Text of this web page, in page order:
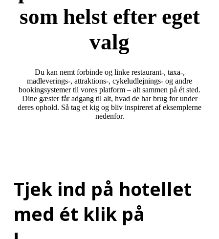
som helst efter eget
valg
Du kan nemt forbinde og linke restaurant-, taxa-,
madleverings-, attraktions-, cykeludlejnings- og andre
bookingsystemer til vores platform – alt sammen på ét sted.
Dine gæster får adgang til alt, hvad de har brug for under
deres ophold. Så tag et kig og bliv inspireret af eksemplerne
nedenfor.
Tjek ind på hotellet
med ét klik på